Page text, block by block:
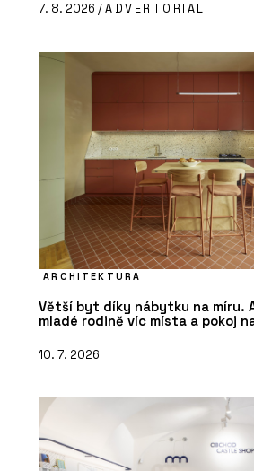
7. 8. 2026 /ADVERTORIAL
ARCHITEKTURA
Větší byt díky nábytku na míru.
mladé rodině víc místa a pokoj
10. 7. 2026